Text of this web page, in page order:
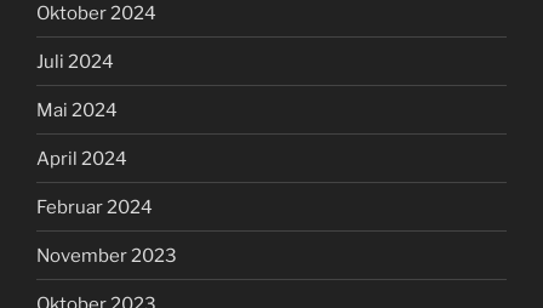
Oktober 2024
Juli 2024
Mai 2024
April 2024
Februar 2024
November 2023